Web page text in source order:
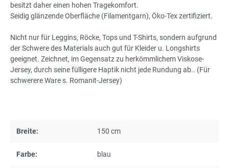
besitzt daher einen hohen Tragekomfort.
Seidig glänzende Oberfläche (Filamentgarn), Öko-Tex zertifiziert.
Nicht nur für Leggins, Röcke, Tops und T-Shirts, sondern aufgrund
der Schwere des Materials auch gut für Kleider u. Longshirts
geeignet. Zeichnet, im Gegensatz zu herkömmlichem Viskose-
Jersey, durch seine fülligere Haptik nicht jede Rundung ab.. (Für
schwerere Ware s. Romanit-Jersey)
Breite: 150 cm
Farbe: blau